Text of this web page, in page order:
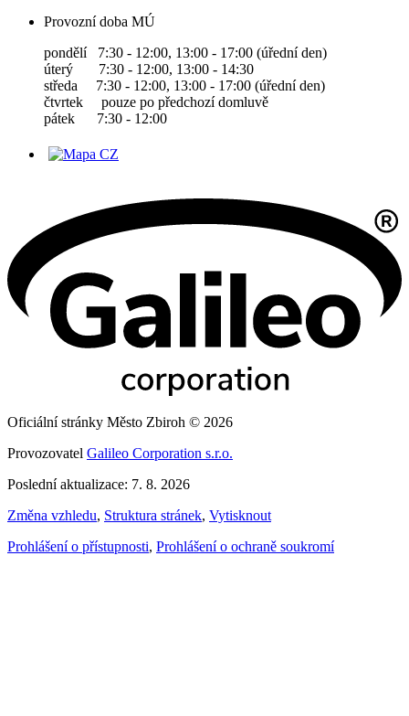
Provozní doba MÚ
pondělí 7:30 - 12:00, 13:00 - 17:00 (úřední den)
úterý 7:30 - 12:00, 13:00 - 14:30
středa 7:30 - 12:00, 13:00 - 17:00 (úřední den)
čtvrtek pouze po předchozí domluvě
pátek 7:30 - 12:00
Oficiální stránky Město Zbiroh © 2026
Provozovatel Galileo Corporation s.r.o.
Poslední aktualizace: 7. 8. 2026
Změna vzhledu, Struktura stránek, Vytisknout
Prohlášení o přístupnosti, Prohlášení o ochraně soukromí